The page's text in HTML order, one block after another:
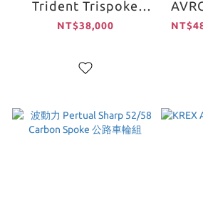
Trident Trispoke
Disc Brake 前三刀輪
NT$38,000
封